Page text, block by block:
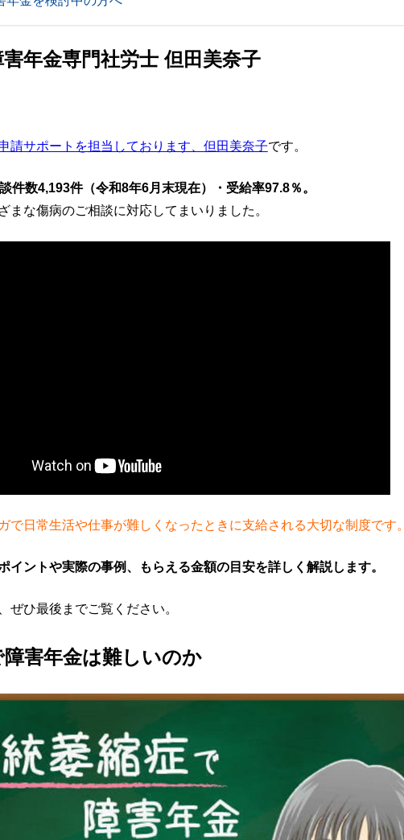
年金専門社労士 但田美奈子
請サポートを担当しております、但田美奈子です。
件数4,193件（令和8年6月末現在）・受給率97.8％。
まな傷病のご相談に対応してまいりました。
で日常生活や仕事が難しくなったときに支給される大切な制度です。
イントや実際の事例、もらえる金額の目安を詳しく解説します。
ぜひ最後までご覧ください。
害年金は難しいのか